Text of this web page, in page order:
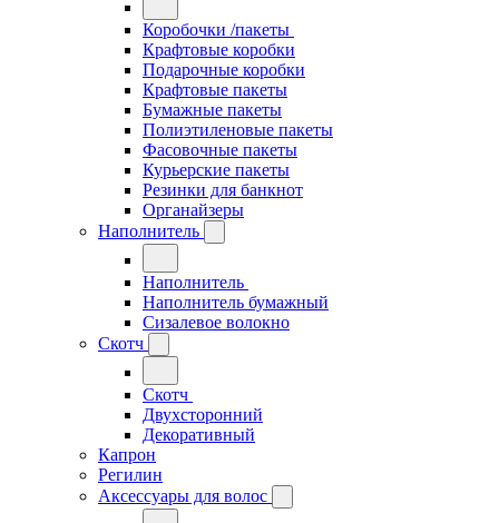
Коробочки /пакеты
Крафтовые коробки
Подарочные коробки
Крафтовые пакеты
Бумажные пакеты
Полиэтиленовые пакеты
Фасовочные пакеты
Курьерские пакеты
Резинки для банкнот
Органайзеры
Наполнитель
Наполнитель
Наполнитель бумажный
Сизалевое волокно
Скотч
Скотч
Двухсторонний
Декоративный
Капрон
Регилин
Аксессуары для волос